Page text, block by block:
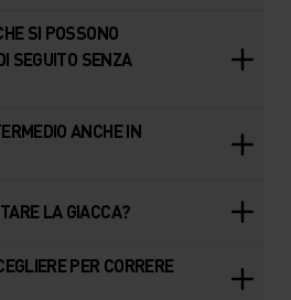
SI POSSONO
SEGUITO SENZA
ANCHE IN
LA GIACCA?
PER CORRERE